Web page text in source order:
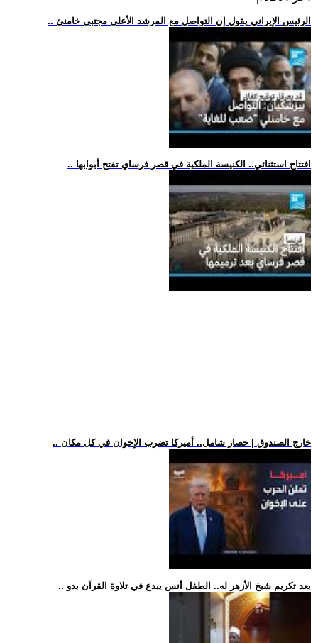
.. الرئيس الإيراني يقول إن التواصل مع المرشد الأعلى مجتبى خامنئ
.. افتتاح استثنائي.. الكنيسة الملكية في قصر فرساي تفتح أبوابها
.. خارج الصندوق | حصار شامل.. أميركا تضرب الإخوان في كل مكان
.. بعد تكريم شيخ الأزهر له.. الطفل أنس يبدع في تلاوة القرآن بدو